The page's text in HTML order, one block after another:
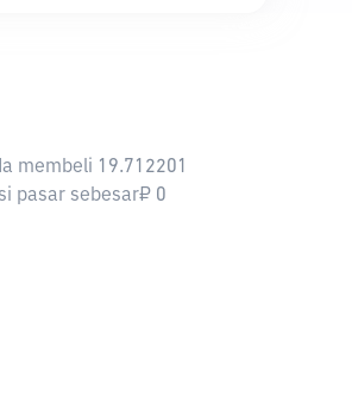
membeli 19.712201
pasar sebesar₽ 0